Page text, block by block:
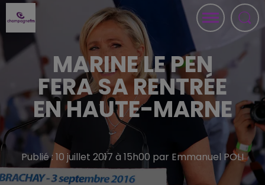
MARINE LE PEN
FERA SA RENTRÉE
EN HAUTE-MARNE
Publié : 10 juillet 2017 à 15h00 par Emmanuel POLI